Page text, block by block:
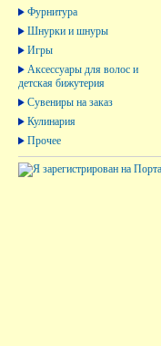
Фурнитура
Шнурки и шнуры
Игры
Аксессуары для волос и
детская бижутерия
Сувениры на заказ
Кулинария
Прочее